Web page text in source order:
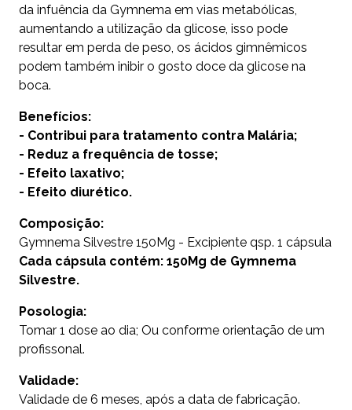
da infuência da Gymnema em vias metabólicas,
aumentando a utilização da glicose, isso pode
resultar em perda de peso, os ácidos gimnêmicos
podem também inibir o gosto doce da glicose na
boca.
Benefícios:
- Contribui para tratamento contra Malária;
- Reduz a frequência de tosse;
- Efeito laxativo;
- Efeito diurético.
Composição:
Gymnema Silvestre 150Mg - Excipiente qsp. 1 cápsula
Cada cápsula contém: 150Mg de Gymnema
Silvestre.
Posologia:
Tomar 1 dose ao dia; Ou conforme orientação de um
profissonal.
Validade:
Validade de 6 meses, após a data de fabricação.